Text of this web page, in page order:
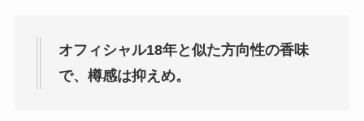
オフィシャル18年と似た方向性の香味
で、樽感は抑えめ。